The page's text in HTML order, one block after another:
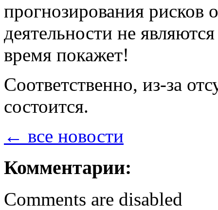
прогнозирования рисков
деятельности не
время покажет!
Соответственно, из-за
состоится.
← все новости
Комментарии:
Comments are disabled